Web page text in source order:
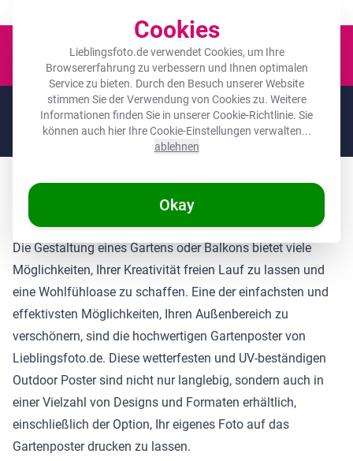
Cookies
Lieblingsfoto.de verwendet Cookies, um Ihre
Browsererfahrung zu verbessern und Ihnen optimalen
Service zu bieten. Durch den Besuch unserer Website
stimmen Sie der Verwendung von Cookies zu. Weitere
Informationen finden Sie in unsererCookie-Richtlinie. Sie
können auch hier Ihre Cookie-Einstellungen verwalten...
ablehnen
Okay
SOMMERDEALS:Die höchsten Rabatte des Jahres auf deine
Lieblingsgeschenke! 🌞
Nur noch 10 Stunden und 47:58 übrig
Gartenposter: Die Perfekte Lösung für Ihren
Außenbereich
Die Gestaltung eines Gartens oder Balkons bietet viele
Möglichkeiten, Ihrer Kreativität freien Lauf zu lassen und
eine Wohlfühloase zu schaffen. Eine der einfachsten und
effektivsten Möglichkeiten, Ihren Außenbereich zu
verschönern, sind die hochwertigen Gartenposter von
Lieblingsfoto.de. Diese wetterfesten und UV-beständigen
Outdoor Poster sind nicht nur langlebig, sondern auch in
einer Vielzahl von Designs und Formaten erhältlich,
einschließlich der Option, Ihr eigenes Foto auf das
Gartenposter drucken zu lassen.